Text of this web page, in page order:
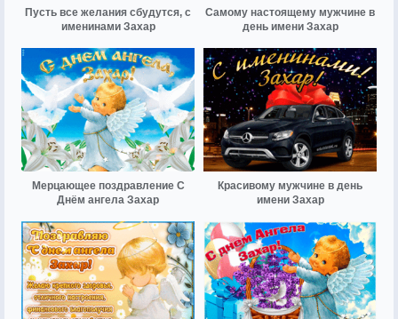
Пусть все желания сбудутся, с
именинами Захар
Самому настоящему мужчине в
день имени Захар
Мерцающее поздравление С
Днём ангела Захар
Красивому мужчине в день
имени Захар